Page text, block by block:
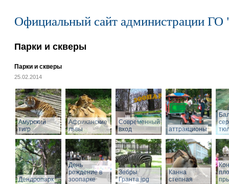
Официальный сайт администрации ГО
Парки и скверы
Парки и скверы
25.02.2014
Амурский
тигр
Африканские
львы
Современный
вход
аттракционы
Дендропарк
День
рождение в
зоопарке
Зебры
Гранта.jpg
Канна
степная